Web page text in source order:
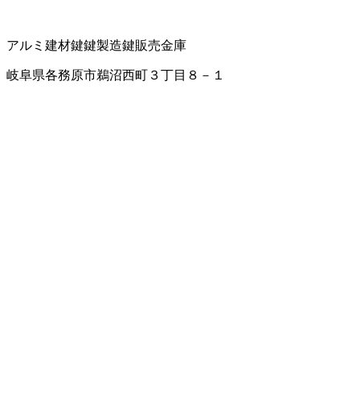
アルミ建材鍵鍵製造鍵販売金庫
岐阜県各務原市鵜沼西町３丁目８－１